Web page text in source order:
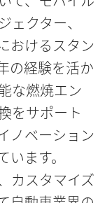
クター、
おけるスタン
の経験を活か
な燃焼エン
をサポート
ノベーション
ます。
カスタマイズ